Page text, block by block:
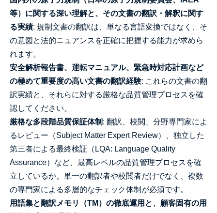
等）に関する深い理解と、その文書の翻訳・解釈に関す
る実績: 規制文書の翻訳は、単なる言語変換ではなく、そ
の意図と法的ニュアンスを正確に把握する能力が求めら
れます。
安全解析報告書、運転マニュアル、緊急時対応計画など
の極めて重要度の高い文書の翻訳経験: これらの文書の翻
訳実績と、それらに対する厳格な品質管理プロセスを確
認してください。
厳格な多段階品質保証体制 : 翻訳、校閲、分野専門家によ
るレビュー（Subject Matter Expert Review）、独立した
第三者による最終検証（LQA: Language Quality
Assurance）など、最高レベルの品質管理プロセスを確
立しているか。単一の翻訳者や校閲者だけでなく、複数
の専門家による多層的なチェック体制が必須です。
用語集と翻訳メモリ（TM）の徹底運用と、顧客固有の用